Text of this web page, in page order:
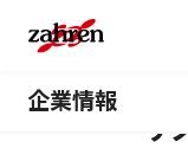
企業情報
サ